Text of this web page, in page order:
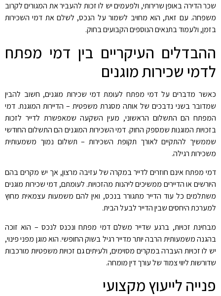
שכר הדירה באופן שרירותי, ולפעמים יש לו זכות להעביר את המגורים לקרוב
משפחה. עם זאת, הוא מחויב לשמור על הנכס, לשלם את דמי השכירות
בזמן, ולעמוד בתנאים הנוספים הקבועים בחוק.
ההבדלים העיקריים בין דמי מפתח
לדמי שכירות מוגנים
כאשר מדברים על דמי מפתח לעומת דמי שכירות מוגנים, חשוב להבין
שמדובר בשני נדבכים של אותה מסגרת משפטית – הדיירות המוגנת. דמי
המפתח הם התשלום הראשוני, מעין השקעה שמאפשרת לדייר לזכות
בזכויות המוגנות שמספק החוק. דמי השכירות המוגנים הם התשלום החודשי
שממשיך להתקיים לאורך תקופת השכירות – תשלום נמוך משמעותית
משכירות רגילה.
דמי מפתח אינם חוזרים לדייר במקרה של עזיבה מרצון, אך יש מקרים בהם
היורשים או הדיירים ממשיכים ליהנות מהזכויות. לעומתם, דמי שכירות מוגנים
משתלמים כל עוד הדייר מתגורר בנכס, ואין להם משמעות עצמאית מחוץ
למערכת היחסים שבין הדייר לבעל הבית.
מבחינת זכויות, ברגע שדייר משלם דמי מפתח ונכנס לנכס – הוא זוכה
בהגנה משמעותית הרבה יותר מדייר רגיל בשוק החופשי. הוא מוגן מפני פינוי,
יש לו זכויות העברה במקרים מסוימים, ולעיתים גם זכויות משפטיות מורכבות
שדורשות ליווי צמוד של עורך דין מומחה.
פנייה לייעוץ מקצועי